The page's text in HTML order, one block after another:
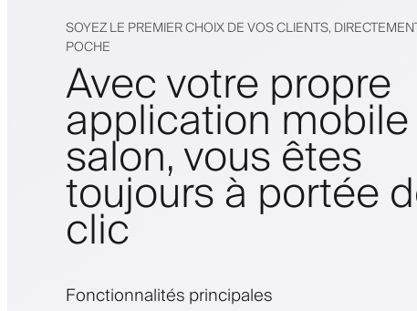
SOYEZ LE PREMIER CHOIX DE VOS CLIENTS,
POCHE
Avec votre propre
application
salon, vous êtes
toujours à portée
clic
Fonctionnalités principales